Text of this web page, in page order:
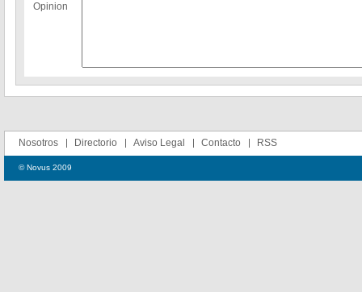
Opinion
Nosotros Directorio Aviso Legal Contacto RSS
© Novus 2009